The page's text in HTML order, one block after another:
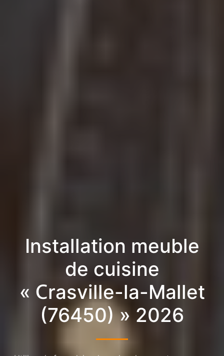
Installation meuble
de cuisine
« Crasville-la-Mallet
(76450) » 2026